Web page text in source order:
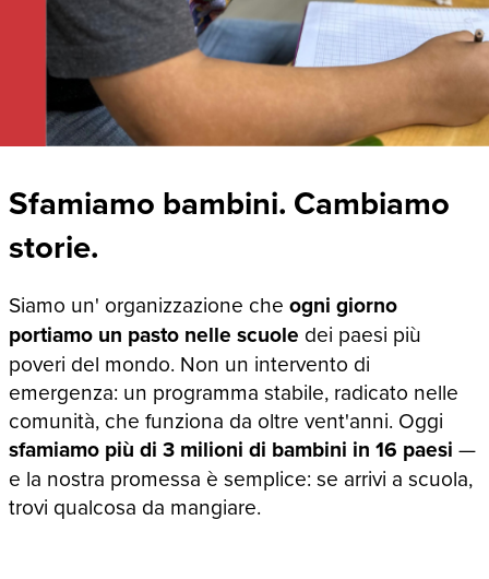
Sfamiamo bambini. Cambiamo
storie.
Siamo un' organizzazione che ogni giorno
portiamo un pasto nelle scuole dei paesi più
poveri del mondo. Non un intervento di
emergenza: un programma stabile, radicato nelle
comunità, che funziona da oltre vent'anni. Oggi
sfamiamo più di 3 milioni di bambini in 16 paesi —
e la nostra promessa è semplice: se arrivi a scuola,
trovi qualcosa da mangiare.